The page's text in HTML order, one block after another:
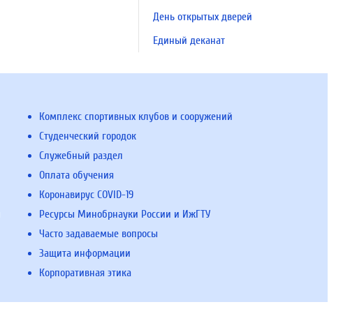
День открытых дверей
Единый деканат
Комплекс спортивных клубов и сооружений
Студенческий городок
Служебный раздел
Оплата обучения
Коронавирус COVID-19
Ресурсы Минобрнауки России и ИжГТУ
Часто задаваемые вопросы
Защита информации
Корпоративная этика